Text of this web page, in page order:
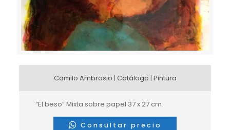
Camilo Ambrosio | Catálogo | Pintura
“El beso” Mixta sobre papel 37 x 27 cm
Consultar precio